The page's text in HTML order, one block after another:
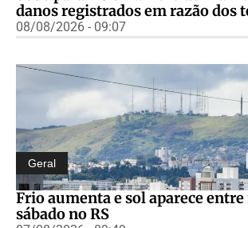
danos registrados em razão dos
08/08/2026 - 09:07
Geral
Frio aumenta e sol aparece
sábado no RS